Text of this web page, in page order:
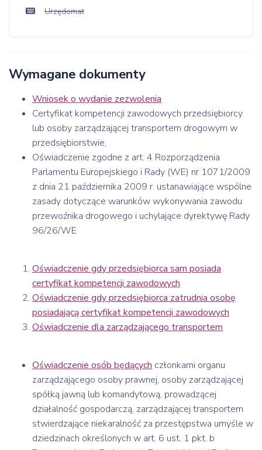
Urzędomat
Wymagane dokumenty
Wniosek o wydanie zezwolenia
Certyfikat kompetencji zawodowych przedsiębiorcy
lub osoby zarządzającej transportem drogowym w
przedsiębiorstwie,
Oświadczenie zgodne z art. 4 Rozporządzenia
Parlamentu Europejskiego i Rady (WE) nr 1071/2009
z dnia 21 października 2009 r. ustanawiające wspólne
zasady dotyczące warunków wykonywania zawodu
przewoźnika drogowego i uchylające dyrektywę Rady
96/26/WE
Oświadczenie gdy przedsiębiorca sam posiada
certyfikat kompetencji zawodowych
Oświadczenie gdy przedsiębiorca zatrudnia osobę
posiadającą certyfikat kompetencji zawodowych
Oświadczenie dla zarządzającego transportem
Oświadczenie osób będących członkami organu
zarządzającego osoby prawnej, osoby zarządzającej
spółką jawną lub komandytową, prowadzącej
działalność gospodarczą, zarządzającej transportem
stwierdzające niekaralność za przestępstwa umyśle w
dziedzinach określonych w art. 6 ust. 1 pkt. b